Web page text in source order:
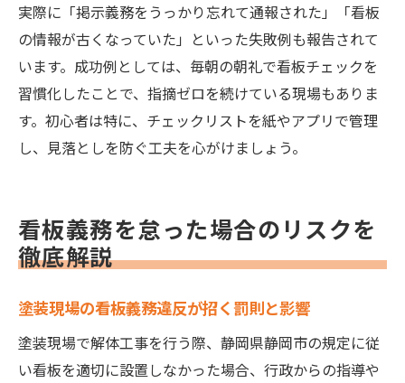
実際に「掲示義務をうっかり忘れて通報された」「看板
の情報が古くなっていた」といった失敗例も報告されて
います。成功例としては、毎朝の朝礼で看板チェックを
習慣化したことで、指摘ゼロを続けている現場もありま
す。初心者は特に、チェックリストを紙やアプリで管理
し、見落としを防ぐ工夫を心がけましょう。
看板義務を怠った場合のリスクを
徹底解説
塗装現場の看板義務違反が招く罰則と影響
塗装現場で解体工事を行う際、静岡県静岡市の規定に従
い看板を適切に設置しなかった場合、行政からの指導や